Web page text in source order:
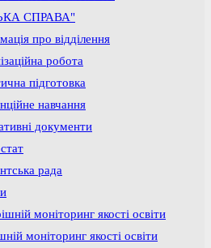
СПРАВА"
про відділення
робота
підготовка
навчання
документи
рада
моніторинг якості освіти
моніторинг якості освіти